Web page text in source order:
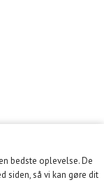
bedste oplevelse. De
siden, så vi kan gøre dit